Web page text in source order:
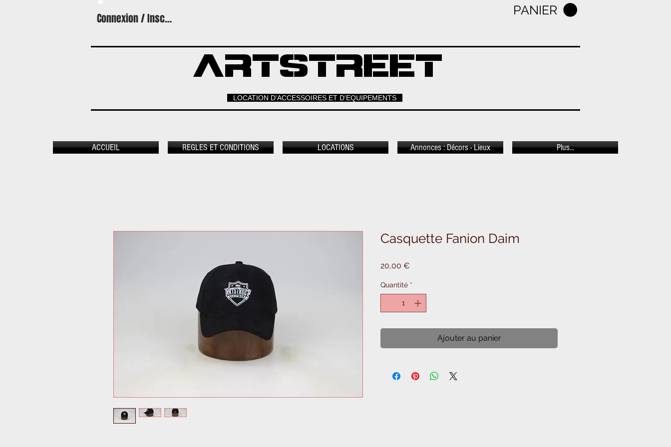
Connexion / Inscription
PANIER
ARTSTREET
LOCATION D'ACCESSOIRES ET D'EQUIPEMENTS
ACCUEIL REGLES ET CONDITIONS LOCATIONS Annonces : Décors - Lieux Plus...
Casquette Fanion Daim
20,00 €
Quantité *
Ajouter au panier